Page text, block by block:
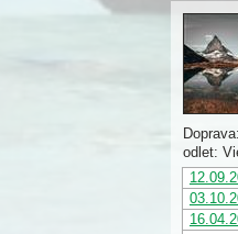
Doprava:
odlet: